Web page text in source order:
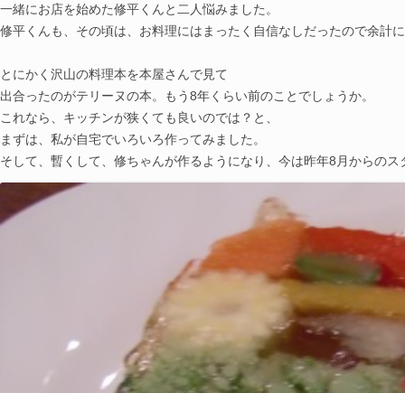
一緒にお店を始めた修平くんと二人悩みました。
修平くんも、その頃は、お料理にはまったく自信なしだったので余計
とにかく沢山の料理本を本屋さんで見て
出合ったのがテリーヌの本。もう8年くらい前のことでしょうか。
これなら、キッチンが狭くても良いのでは？と、
まずは、私が自宅でいろいろ作ってみました。
そして、暫くして、修ちゃんが作るようになり、今は昨年8月からの